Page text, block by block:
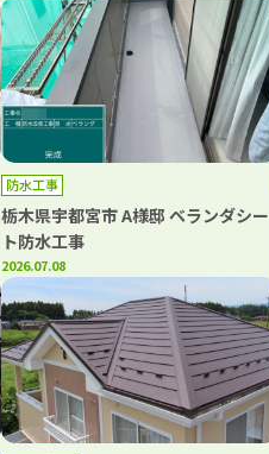
防水工事
栃木県宇都宮市 A様邸 ベランダシー
ト防水工事
2026.07.08